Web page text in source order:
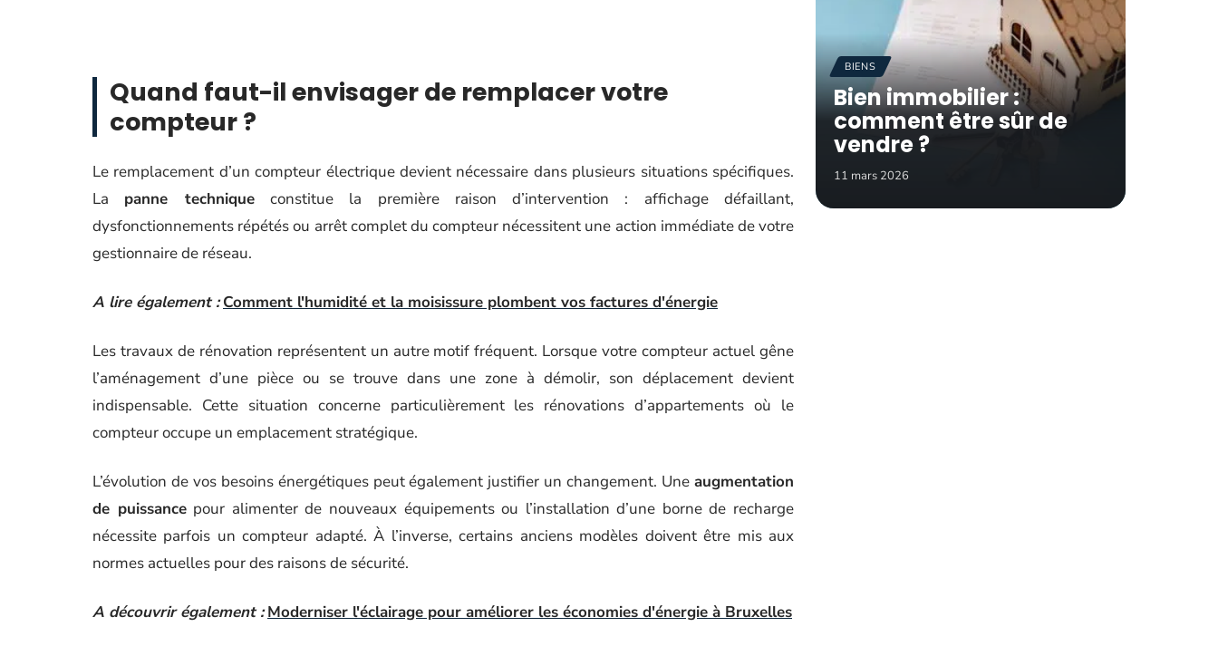
Quand faut-il envisager de remplacer votre
compteur ?
Le remplacement d’un compteur électrique devient nécessaire dans plusieurs situations spécifiques.
La panne techniqueconstitue la première raison d’intervention : affichage défaillant,
dysfonctionnements répétés ou arrêt complet du compteur nécessitent une action immédiate de votre
gestionnaire de réseau.
A lire également : Comment l'humidité et la moisissure plombent vos factures d'énergie
Les travaux de rénovation représentent un autre motif fréquent. Lorsque votre compteur actuel gêne
l’aménagement d’une pièce ou se trouve dans une zone à démolir, son déplacement devient
indispensable. Cette situation concerne particulièrement les rénovations d’appartements où le
compteur occupe un emplacement stratégique.
L’évolution de vos besoins énergétiques peut également justifier un changement. Une augmentation
de puissancepour alimenter de nouveaux équipements ou l’installation d’une borne de recharge
nécessite parfois un compteur adapté. À l’inverse, certains anciens modèles doivent être mis aux
normes actuelles pour des raisons de sécurité.
A découvrir également : Moderniser l'éclairage pour améliorer les économies d'énergie à Bruxelles
BIENS
Bien immobilier :
comment être sûr de
vendre ?
11 mars 2026